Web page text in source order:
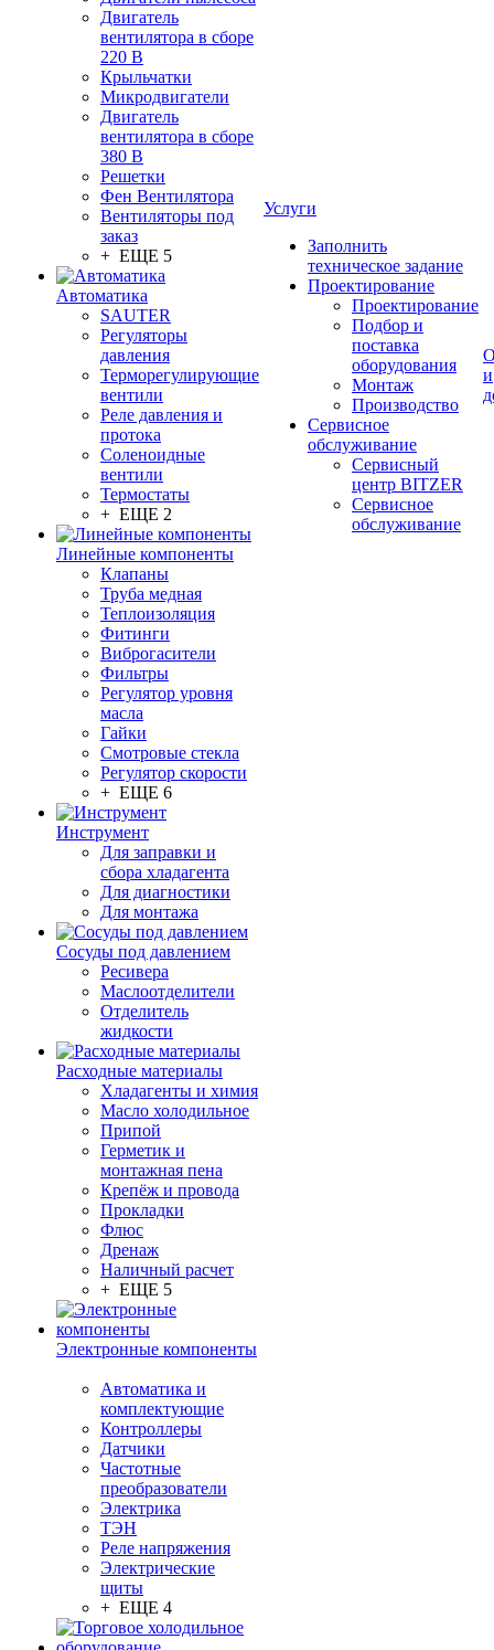
Двигатель
вентилятора в сборе
220 В
Крыльчатки
Микродвигатели
Двигатель
вентилятора в сборе
380 В
Решетки
Фен Вентилятора
Вентиляторы под
заказ
+ ЕЩЕ 5
Автоматика
SAUTER
Регуляторы
давления
Терморегулирующие
вентили
Реле давления и
протока
Соленоидные
вентили
Термостаты
+ ЕЩЕ 2
Линейные компоненты
Клапаны
Труба медная
Теплоизоляция
Фитинги
Виброгасители
Фильтры
Регулятор уровня
масла
Гайки
Смотровые стекла
Регулятор скорости
+ ЕЩЕ 6
Инструмент
Для заправки и
сбора хладагента
Для диагностики
Для монтажа
Сосуды под давлением
Ресивера
Маслоотделители
Отделитель
жидкости
Расходные материалы
Хладагенты и химия
Масло холодильное
Припой
Герметик и
монтажная пена
Крепёж и провода
Прокладки
Флюс
Дренаж
Наличный расчет
+ ЕЩЕ 5
Электронные компоненты
Автоматика и
комплектующие
Контроллеры
Датчики
Частотные
преобразователи
Электрика
ТЭН
Реле напряжения
Электрические
щиты
+ ЕЩЕ 4
Услуги
Заполнить
техническое задание
Проектирование
Проектирование
Подбор и
поставка
оборудования
Монтаж
Производство
Сервисное
обслуживание
Сервисный
центр BITZER
Сервисное
обслуживание
и